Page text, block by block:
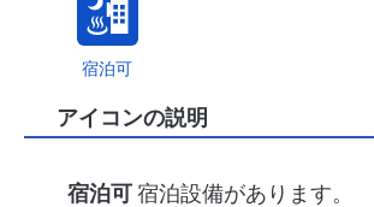
宿泊可
アイコンの説明
宿泊可 宿泊設備があります。